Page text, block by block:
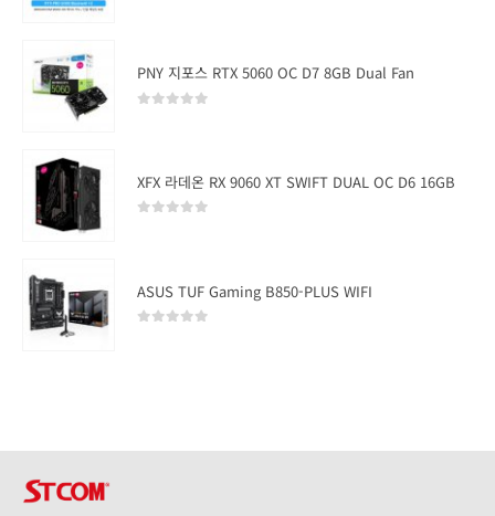
PNY 지포스 RTX 5060 OC D7 8GB Dual Fan
XFX 라데온 RX 9060 XT SWIFT DUAL OC D6 16GB
ASUS TUF Gaming B850-PLUS WIFI